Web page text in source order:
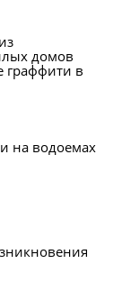
домов
граффити в
на водоемах